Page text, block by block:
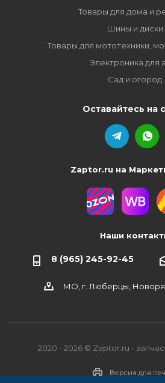
Товары для дома и
Шины и диски
Товары для мототехники,
Электроника для
Сад и огород
Оставайтесь на
Zaptor.ru на
Наши
8 (965) 245-92-45
МО, г. Люберцы,
2020 - 2026 © Zaptor.ru -
Версия для